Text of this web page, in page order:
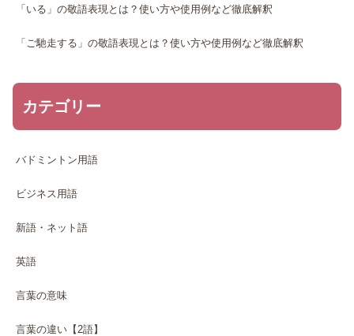
「いる」の敬語表現とは？使い方や使用例など徹底解釈
「ご馳走する」の敬語表現とは？使い方や使用例など徹底解釈
カテゴリー
バドミントン用語
ビジネス用語
新語・ネット語
英語
言葉の意味
言葉の違い【2語】